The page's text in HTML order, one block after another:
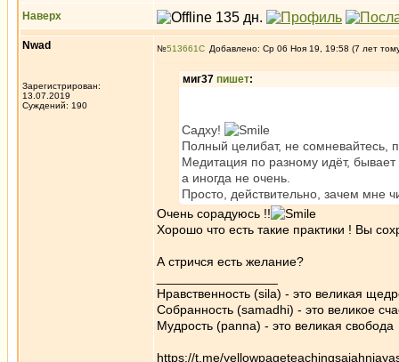
Наверх
Nwad
Зарегистрирован:
13.07.2019
Суждений: 190
№513661 Добавлено: Ср 06 Ноя 19, 19:58 (7 лет
миг37 пишет:
Садху!
Полный целибат, не сомневайтесь,
Медитация по разному идёт,
а иногда не очень.
Просто, действительно, зачем мне
Очень сорадуюсь !!
Хорошо что есть такие практики ! Вы
А стричся есть желание?
Нравственность (sila) - это великая
Собранность (samadhi) - это великое
Мудрость (panna) - это великая свобода
https://t.me/